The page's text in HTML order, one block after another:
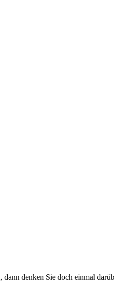
denken Sie doch einmal